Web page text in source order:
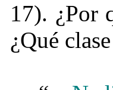
17). ¿Por
¿Qué